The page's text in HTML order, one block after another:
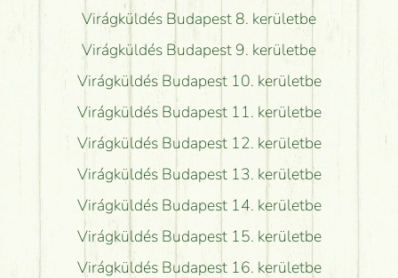
Virágküldés Budapest 8. kerületbe
Virágküldés Budapest 9. kerületbe
Virágküldés Budapest 10. kerületbe
Virágküldés Budapest 11. kerületbe
Virágküldés Budapest 12. kerületbe
Virágküldés Budapest 13. kerületbe
Virágküldés Budapest 14. kerületbe
Virágküldés Budapest 15. kerületbe
Virágküldés Budapest 16. kerületbe